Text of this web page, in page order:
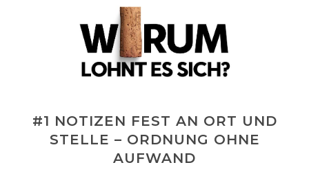
#1 NOTIZEN FEST AN ORT UND
STELLE – ORDNUNG OHNE
AUFWAND